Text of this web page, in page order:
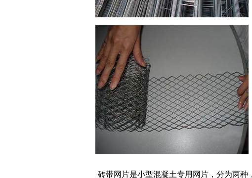
砖带网片是小型混凝土专用网片，分为两种